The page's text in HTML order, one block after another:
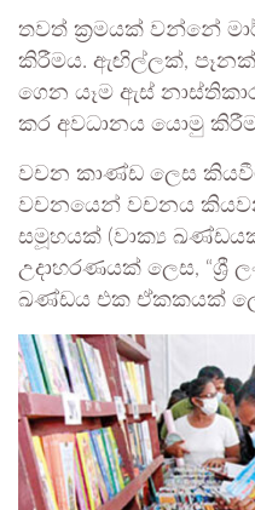
තවත් ක්‍රමයක් වන්නේ
කිරීමය. ඇඟිල්ලක්,
ගෙන යෑම ඇස්
කර අවධානය යොමු
වචන කාණ්ඩ ලෙස
වචනයෙන් වචනය
සමූහයක් (වාක්‍ය
උදාහරණයක් ලෙස, “ශ්‍රී
ඛණ්ඩය එක ඒකකයක්